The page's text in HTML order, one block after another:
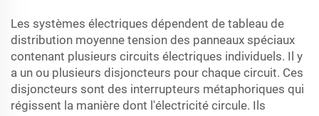
Les systèmes électriques dépendent de tableau de
distribution moyenne tension des panneaux spéciaux
contenant plusieurs circuits électriques individuels. Il y
a un ou plusieurs disjoncteurs pour chaque circuit. Ces
disjoncteurs sont des interrupteurs métaphoriques qui
régissent la manière dont l'électricité circule. Ils